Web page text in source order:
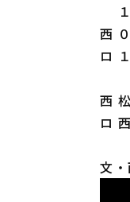
１
西
ロ
西
ロ
文